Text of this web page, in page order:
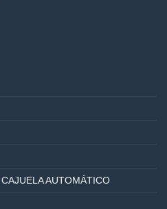
AUTOMÁTICO